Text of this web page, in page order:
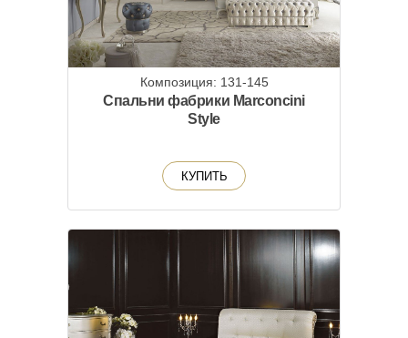
Композиция: 131-145
Спальни фабрики Marconcini
Style
КУПИТЬ